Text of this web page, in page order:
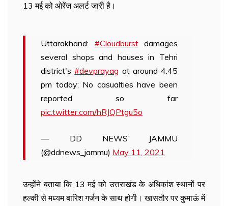
13 मई को ओरेंज अलर्ट जारी है।
Uttarakhand: #Cloudburstdamages
several shops and houses in Tehri
district's#devprayag at around 4.45
pm today; No casualties have been
reported so far
pic.twitter.com/hRJQPtgu5o
— DD NEWS JAMMU
(@ddnews_jammu) May 11, 2021
उन्होंने बताया कि 13 मई को उत्तराखंड के अधिकांश स्थानों पर
हल्की से मध्यम बारिश गर्जन के साथ होगी। खासतौर पर कुमाऊं में